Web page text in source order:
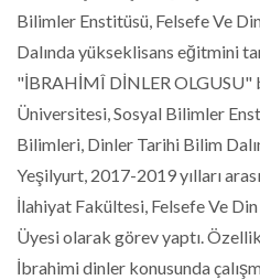
Bilimler Enstitüsü, Felsefe Ve
Dalında yükseklisans eğitmini
"İBRAHİMÎ DİNLER OLGUSU"
Üniversitesi, Sosyal Bilimler
Bilimleri, Dinler Tarihi Bilim
Yeşilyurt, 2017-2019 yılları
İlahiyat Fakültesi, Felsefe Ve
Üyesi olarak görev yaptı.
İbrahimi dinler konusunda